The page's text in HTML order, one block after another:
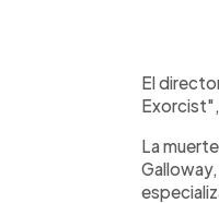
El
Exorcist",
La